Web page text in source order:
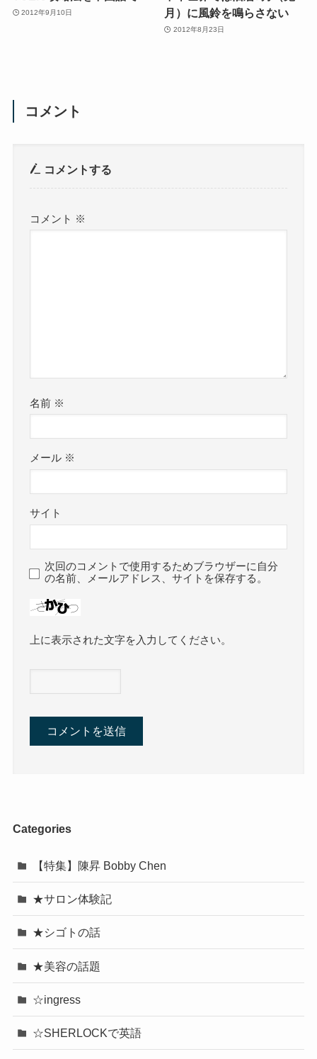
2012年9月10日
月）に風鈴を鳴らさない
2012年8月23日
コメント
コメントする
コメント ※
名前 ※
メール ※
サイト
次回のコメントで使用するためブラウザーに自分
の名前、メールアドレス、サイトを保存する。
上に表示された文字を入力してください。
Categories
【特集】陳昇 Bobby Chen
★サロン体験記
★シゴトの話
★美容の話題
☆ingress
☆SHERLOCKで英語